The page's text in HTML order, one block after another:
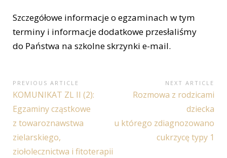
Szczegółowe informacje o egzaminach w tym
terminy i informacje dodatkowe przesłaliśmy
do Państwa na szkolne skrzynki e-mail.
Nawigacja
wpisu
PREVIOUS ARTICLE
Previous
Article:
KOMUNIKAT ZL II (2):
Egzaminy cząstkowe
z towaroznawstwa
zielarskiego,
ziołolecznictwa i fitoterapii
NEXT ARTICLE
Next
Rozmowa z rodzicami
dziecka
u którego zdiagnozowano
cukrzycę typy 1